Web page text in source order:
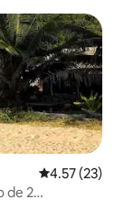
Calificación
4.57 (23)